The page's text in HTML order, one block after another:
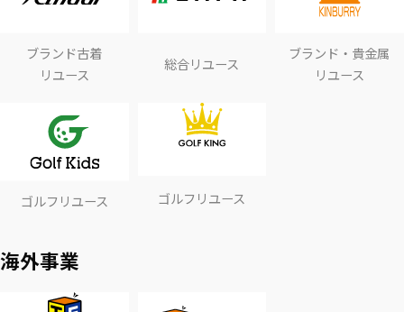
ブランド古着
リユース
総合リユース
ブランド・貴金属
リユース
ゴルフリユース ゴルフリユース
海外事業